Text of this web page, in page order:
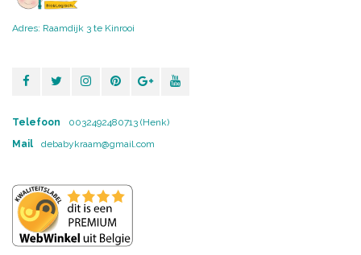
Adres: Raamdijk 3 te Kinrooi
Telefoon
0032492480713 (Henk)
Mail
debabykraam@gmail.com